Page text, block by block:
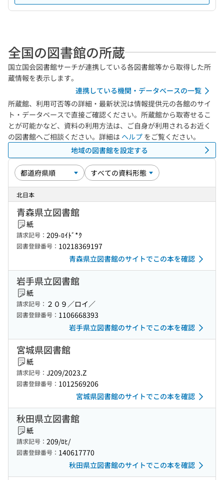
全国の図書館の所蔵
国立国会図書館サーチが連携している各図書館等から取得した所
蔵情報を表示します。
連携している機関・データベースの一覧
所蔵館、利用可否等の詳細・最新状況は情報提供元の各館のサイ
ト・データベースで直接ご確認ください。所蔵館から取寄せるこ
とが可能かなど、資料の利用方法は、ご自身が利用されるお近く
の図書館へご相談ください。詳細は ヘルプ をご覧ください。
地域の図書館を設定する
北日本
青森県立図書館
紙
請求記号： 209-ﾛｲﾄﾞ*ｸ
図書登録番号： 10218369197
青森県立図書館のサイトでこの本を確認
岩手県立図書館
紙
請求記号： ２０９／ロイ／
図書登録番号： 1106668393
岩手県立図書館のサイトでこの本を確認
宮城県図書館
紙
請求記号： J209/2023.Z
図書登録番号： 1012569206
宮城県図書館のサイトでこの本を確認
秋田県立図書館
紙
請求記号： 209/ﾛﾋ/
図書登録番号： 140617770
秋田県立図書館のサイトでこの本を確認